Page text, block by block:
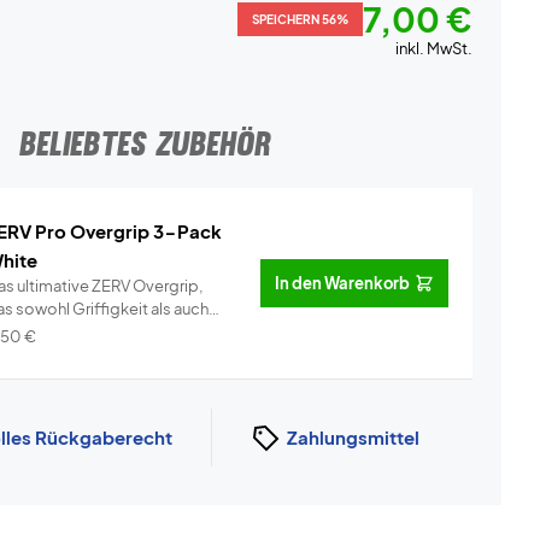
SPEICHERN 56% 7,00 €
inkl. MwSt.
BELIEBTES ZUBEHÖR
Pro Overgrip 3-Pack
ultimative ZERV Overgrip,
sowohl Griffigkeit als auch
€
In den Warenkorb
Rückgaberecht Zahlungsmittel